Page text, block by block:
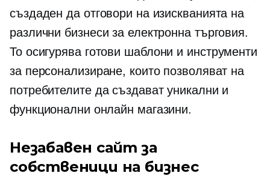
създаден да отговори на изискванията на
различни бизнеси за електронна търговия.
То осигурява готови шаблони и инструменти
за персонализиране, които позволяват на
потребителите да създават уникални и
функционални онлайн магазини.
Незабавен сайт за
собственици на бизнес